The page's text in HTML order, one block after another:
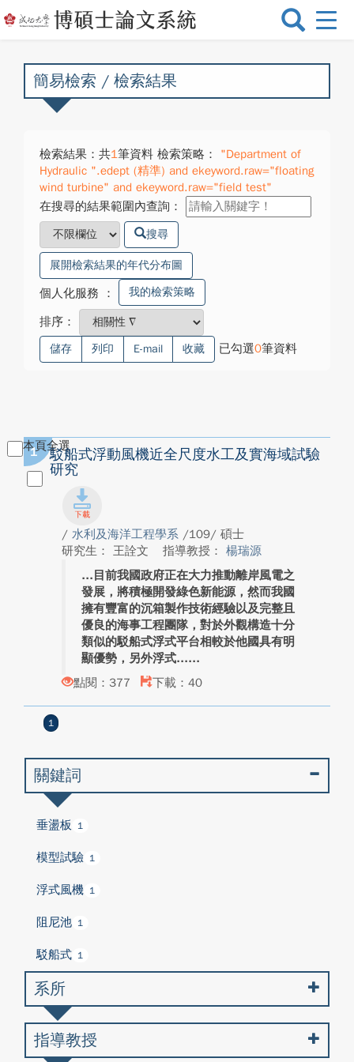
選
換
簡易檢索 / 檢索結果
檢索結果：共1筆資料 檢索策略：
"Department of
Hydraulic ".edept (精準) and ekeyword.raw="floating
wind turbine" and ekeyword.raw="field test"
在搜尋的結果範圍內查詢：
搜尋
展開檢索結果的年代分布圖
個人化服務 ： 我的檢索策略
排序：
儲存 列印 E-mail 收藏 已勾選0筆資料
本頁全選
1
駁船式浮動風機近全尺度水工及實海域試驗
研究
/ 水利及海洋工程學系 /109/ 碩士
研究生： 王詮文
指導教授： 楊瑞源
目前我國政府正在大力推動離岸風電之
發展，將積極開發綠色新能源，然而我國
擁有豐富的沉箱製作技術經驗以及完整且
優良的海事工程團隊，對於外觀構造十分
類似的駁船式浮式平台相較於他國具有明
顯優勢，另外浮式...
點閱：377
下載：40
1
關鍵詞
垂盪板 1
模型試驗 1
浮式風機 1
阻尼池 1
駁船式 1
系所
指導教授